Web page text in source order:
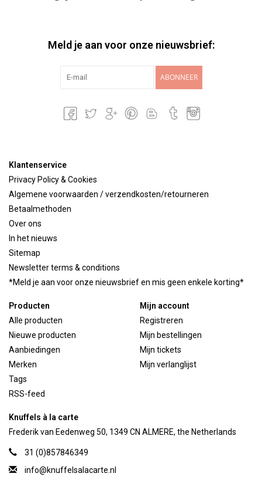
Meld je aan voor onze nieuwsbrief:
ABONNEER
Klantenservice
Privacy Policy & Cookies
Algemene voorwaarden / verzendkosten/retourneren
Betaalmethoden
Over ons
In het nieuws
Sitemap
Newsletter terms & conditions
*Meld je aan voor onze nieuwsbrief en mis geen enkele korting*
Producten
Alle producten
Nieuwe producten
Aanbiedingen
Merken
Tags
RSS-feed
Mijn account
Registreren
Mijn bestellingen
Mijn tickets
Mijn verlanglijst
Knuffels à la carte
Frederik van Eedenweg 50, 1349 CN ALMERE, the Netherlands
31 (0)857846349
info@knuffelsalacarte.nl